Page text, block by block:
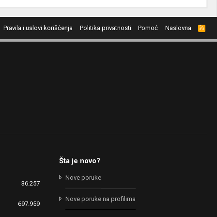
Pravila i uslovi korišćenja Politika privatnosti Pomoć Naslovna
R
S
S
36.257
697.959
Šta je novo?
Nove poruke
Nove poruke na profilima